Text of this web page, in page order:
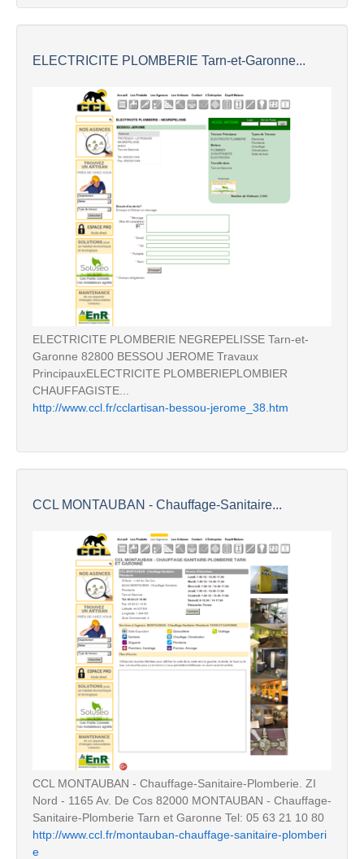
ELECTRICITE PLOMBERIE Tarn-et-Garonne...
ELECTRICITE PLOMBERIE NEGREPELISSE Tarn-et-
Garonne 82800 BESSOU JEROME Travaux
PrincipauxELECTRICITE PLOMBERIEPLOMBIER
CHAUFFAGISTE...
http://www.ccl.fr/cclartisan-bessou-jerome_38.htm
CCL MONTAUBAN - Chauffage-Sanitaire...
CCL MONTAUBAN - Chauffage-Sanitaire-Plomberie. ZI
Nord - 1165 Av. De Cos 82000 MONTAUBAN - Chauffage-
Sanitaire-Plomberie Tarn et Garonne Tel: 05 63 21 10 80
http://www.ccl.fr/montauban-chauffage-sanitaire-plomberi
e